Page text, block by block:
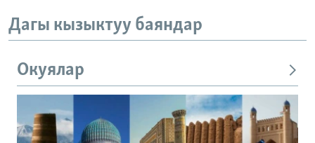
Дагы кызыктуу баяндар
Окуялар